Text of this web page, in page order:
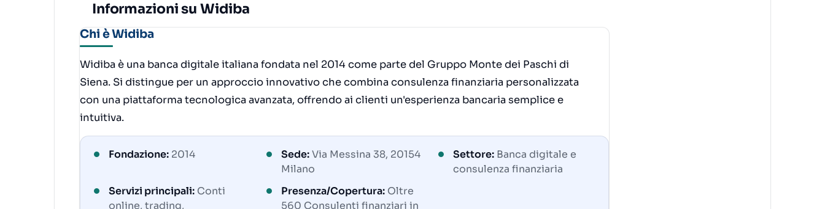
Informazioni su Widiba
Chi è Widiba
Widiba è una banca digitale italiana fondata nel 2014 come parte del Gruppo Monte dei Paschi di
Siena. Si distingue per un approccio innovativo che combina consulenza finanziaria personalizzata
con una piattaforma tecnologica avanzata, offrendo ai clienti un'esperienza bancaria semplice e
intuitiva.
Fondazione: 2014 Sede:Via Messina 38, 20154
Milano
Settore: Banca digitale e
consulenza finanziaria
Servizi principali: Conti
online, trading,
Presenza/Copertura:Oltre
560 Consulenti finanziari in